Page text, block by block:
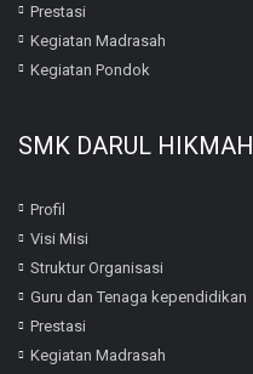
Prestasi
Kegiatan Madrasah
Kegiatan Pondok
SMK DARUL HIKMAH
Profil
Visi Misi
Struktur Organisasi
Guru dan Tenaga kependidikan
Prestasi
Kegiatan Madrasah